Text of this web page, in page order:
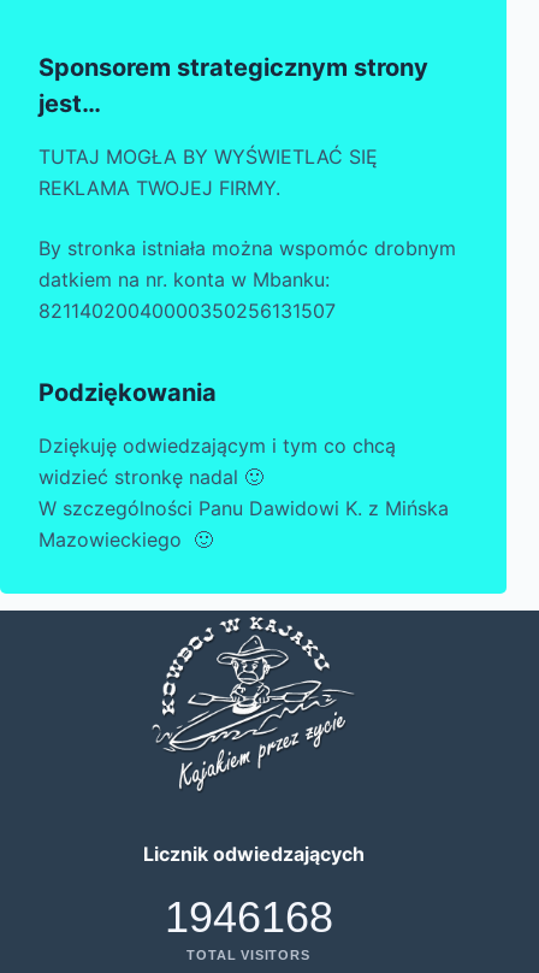
Sponsorem strategicznym strony
jest…
TUTAJ MOGŁA BY WYŚWIETLAĆ SIĘ
REKLAMA TWOJEJ FIRMY.
By stronka istniała można wspomóc drobnym
datkiem na nr. konta w Mbanku:
82114020040000350256131507
Podziękowania
Dziękuję odwiedzającym i tym co chcą
widzieć stronkę nadal 🙂
W szczególności Panu Dawidowi K. z Mińska
Mazowieckiego 🙂
Licznik odwiedzających
1946168
TOTAL VISITORS